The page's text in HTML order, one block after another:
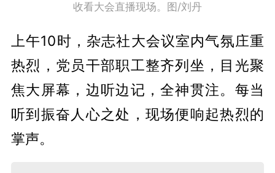
收看大会直播现场。图/刘丹
上午10时，杂志社大会议室内气氛庄重
热烈，党员干部职工整齐列坐，目光聚
焦大屏幕，边听边记，全神贯注。每当
听到振奋人心之处，现场便响起热烈的
掌声。